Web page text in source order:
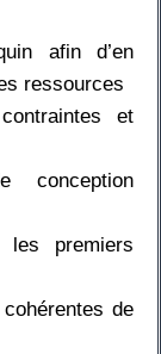
afin d’en
ressources
et
conception
premiers
de